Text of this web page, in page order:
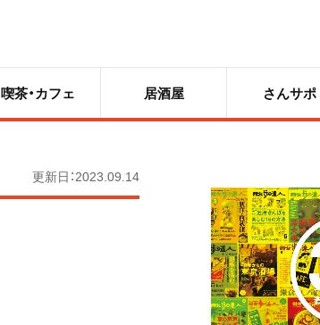
喫茶・カフェ 居酒屋 さんサポ
更新日：2023.09.14